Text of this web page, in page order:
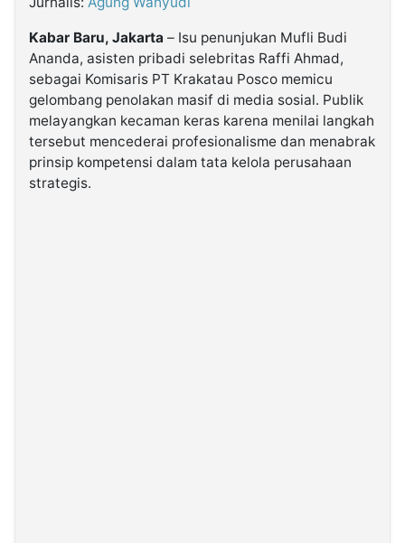
Kabarbaru.co
2026
Kabarbaru
Holding
Kabar Baru, Jakarta – Isu penunjukan Mufli Budi
Ananda, asisten pribadi selebritas Raffi Ahmad,
sebagai Komisaris PT Krakatau Posco memicu
gelombang penolakan masif di media sosial. Publik
melayangkan kecaman keras karena menilai langkah
tersebut mencederai profesionalisme dan menabrak
prinsip kompetensi dalam tata kelola perusahaan
strategis.